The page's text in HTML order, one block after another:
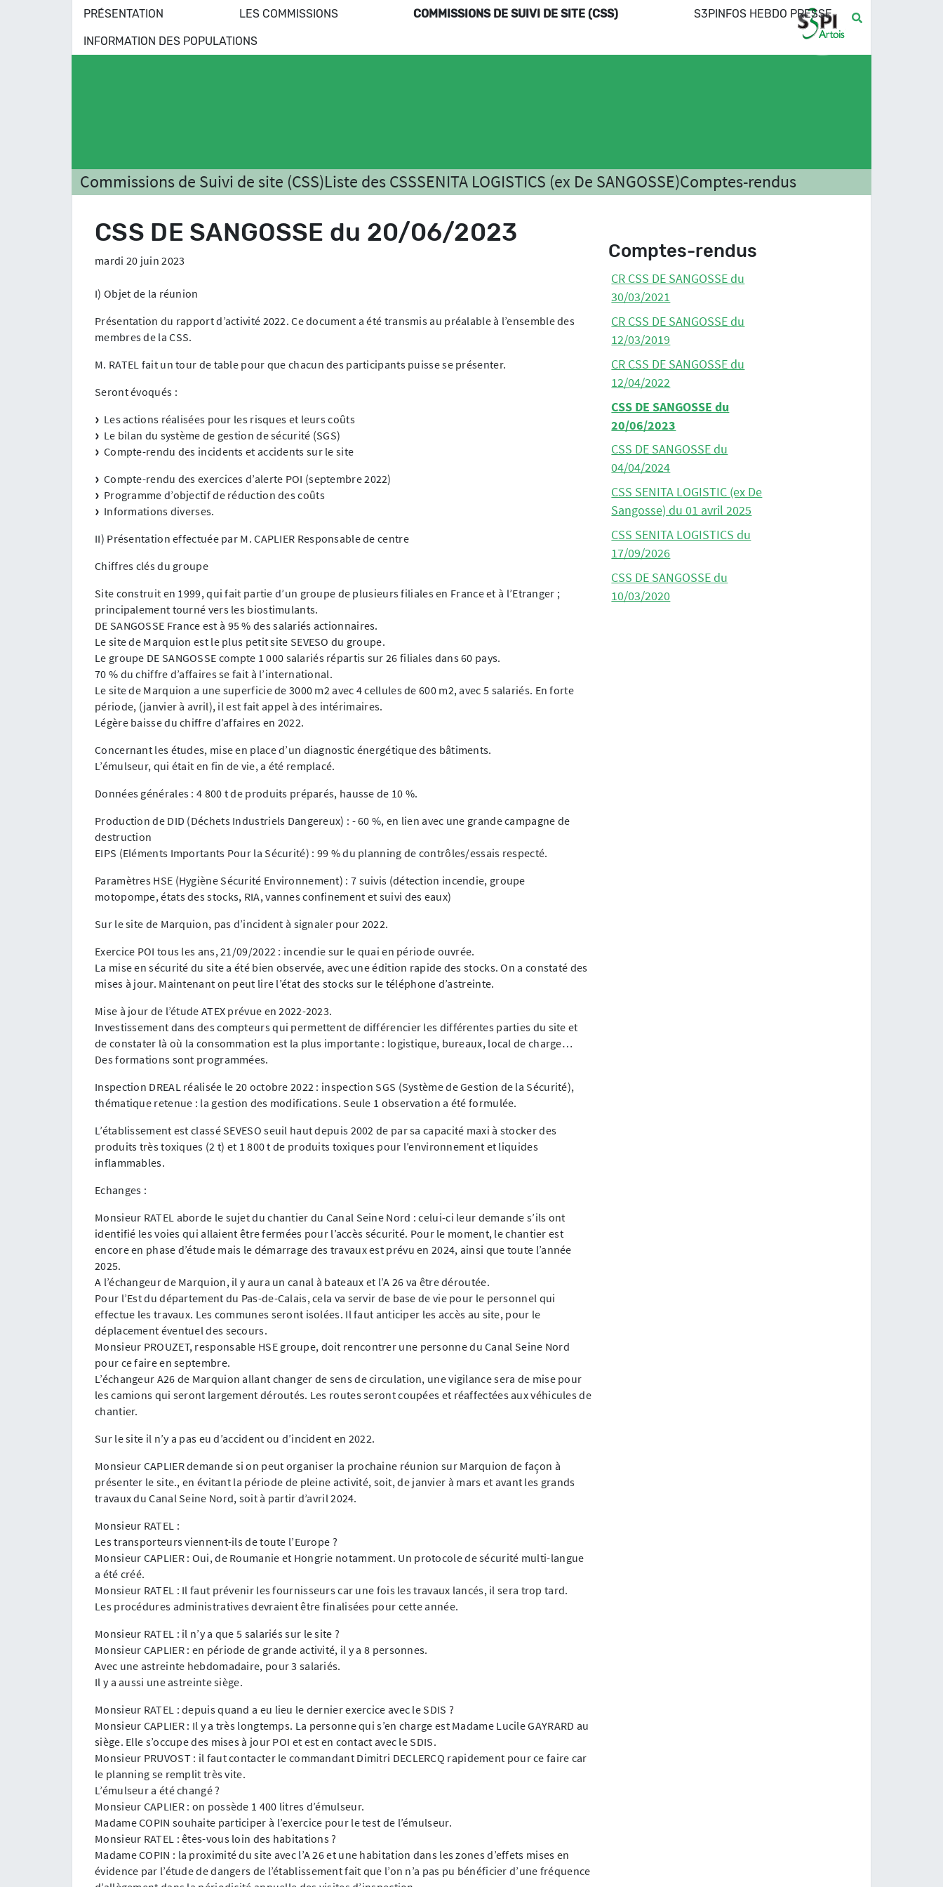
PRÉSENTATION LES COMMISSIONS COMMISSIONS DE SUIVI DE SITE (CSS) S3PINFOS HEBDO PRESSE
INFORMATION DES POPULATIONS
Commissions de Suivi de site (CSS)Liste des CSSSENITA LOGISTICS (ex De SANGOSSE)Comptes-rendus
CSS DE SANGOSSE du 20/06/2023
mardi 20 juin 2023
I) Objet de la réunion
Présentation du rapport d’activité 2022. Ce document a été transmis au préalable à l’ensemble des
membres de la CSS.
M. RATEL fait un tour de table pour que chacun des participants puisse se présenter.
Seront évoqués :
Les actions réalisées pour les risques et leurs coûts
Le bilan du système de gestion de sécurité (SGS)
Compte-rendu des incidents et accidents sur le site
Compte-rendu des exercices d’alerte POI (septembre 2022)
Programme d’objectif de réduction des coûts
Informations diverses.
II) Présentation effectuée par M. CAPLIER Responsable de centre
Chiffres clés du groupe
Site construit en 1999, qui fait partie d’un groupe de plusieurs filiales en France et à l’Etranger ;
principalement tourné vers les biostimulants.
DE SANGOSSE France est à 95 % des salariés actionnaires.
Le site de Marquion est le plus petit site SEVESO du groupe.
Le groupe DE SANGOSSE compte 1 000 salariés répartis sur 26 filiales dans 60 pays.
70 % du chiffre d’affaires se fait à l’international.
Le site de Marquion a une superficie de 3000 m2 avec 4 cellules de 600 m2, avec 5 salariés. En forte
période, (janvier à avril), il est fait appel à des intérimaires.
Légère baisse du chiffre d’affaires en 2022.
Concernant les études, mise en place d’un diagnostic énergétique des bâtiments.
L’émulseur, qui était en fin de vie, a été remplacé.
Données générales : 4 800 t de produits préparés, hausse de 10 %.
Production de DID (Déchets Industriels Dangereux) : - 60 %, en lien avec une grande campagne de
destruction
EIPS (Eléments Importants Pour la Sécurité) : 99 % du planning de contrôles/essais respecté.
Paramètres HSE (Hygiène Sécurité Environnement) : 7 suivis (détection incendie, groupe
motopompe, états des stocks, RIA, vannes confinement et suivi des eaux)
Sur le site de Marquion, pas d’incident à signaler pour 2022.
Exercice POI tous les ans, 21/09/2022 : incendie sur le quai en période ouvrée.
La mise en sécurité du site a été bien observée, avec une édition rapide des stocks. On a constaté des
mises à jour. Maintenant on peut lire l’état des stocks sur le téléphone d’astreinte.
Mise à jour de l’étude ATEX prévue en 2022-2023.
Investissement dans des compteurs qui permettent de différencier les différentes parties du site et
de constater là où la consommation est la plus importante : logistique, bureaux, local de charge…
Des formations sont programmées.
Inspection DREAL réalisée le 20 octobre 2022 : inspection SGS (Système de Gestion de la Sécurité),
thématique retenue : la gestion des modifications. Seule 1 observation a été formulée.
L’établissement est classé SEVESO seuil haut depuis 2002 de par sa capacité maxi à stocker des
produits très toxiques (2 t) et 1 800 t de produits toxiques pour l’environnement et liquides
inflammables.
Echanges :
Monsieur RATEL aborde le sujet du chantier du Canal Seine Nord : celui-ci leur demande s’ils ont
identifié les voies qui allaient être fermées pour l’accès sécurité. Pour le moment, le chantier est
encore en phase d’étude mais le démarrage des travaux est prévu en 2024, ainsi que toute l’année
2025.
A l’échangeur de Marquion, il y aura un canal à bateaux et l’A 26 va être déroutée.
Pour l’Est du département du Pas-de-Calais, cela va servir de base de vie pour le personnel qui
effectue les travaux. Les communes seront isolées. Il faut anticiper les accès au site, pour le
déplacement éventuel des secours.
Monsieur PROUZET, responsable HSE groupe, doit rencontrer une personne du Canal Seine Nord
pour ce faire en septembre.
L’échangeur A26 de Marquion allant changer de sens de circulation, une vigilance sera de mise pour
les camions qui seront largement déroutés. Les routes seront coupées et réaffectées aux véhicules de
chantier.
Sur le site il n’y a pas eu d’accident ou d’incident en 2022.
Monsieur CAPLIER demande si on peut organiser la prochaine réunion sur Marquion de façon à
présenter le site., en évitant la période de pleine activité, soit, de janvier à mars et avant les grands
travaux du Canal Seine Nord, soit à partir d’avril 2024.
Monsieur RATEL :
Les transporteurs viennent-ils de toute l’Europe ?
Monsieur CAPLIER : Oui, de Roumanie et Hongrie notamment. Un protocole de sécurité multi-langue
a été créé.
Monsieur RATEL : Il faut prévenir les fournisseurs car une fois les travaux lancés, il sera trop tard.
Les procédures administratives devraient être finalisées pour cette année.
Monsieur RATEL : il n’y a que 5 salariés sur le site ?
Monsieur CAPLIER : en période de grande activité, il y a 8 personnes.
Avec une astreinte hebdomadaire, pour 3 salariés.
Il y a aussi une astreinte siège.
Monsieur RATEL : depuis quand a eu lieu le dernier exercice avec le SDIS ?
Monsieur CAPLIER : Il y a très longtemps. La personne qui s’en charge est Madame Lucile GAYRARD au
siège. Elle s’occupe des mises à jour POI et est en contact avec le SDIS.
Monsieur PRUVOST : il faut contacter le commandant Dimitri DECLERCQ rapidement pour ce faire car
le planning se remplit très vite.
L’émulseur a été changé ?
Monsieur CAPLIER : on possède 1 400 litres d’émulseur.
Madame COPIN souhaite participer à l’exercice pour le test de l’émulseur.
Monsieur RATEL : êtes-vous loin des habitations ?
Madame COPIN : la proximité du site avec l’A 26 et une habitation dans les zones d’effets mises en
évidence par l’étude de dangers de l’établissement fait que l’on n’a pas pu bénéficier d’une fréquence
Comptes-rendus
CR CSS DE SANGOSSE du
30/03/2021
CR CSS DE SANGOSSE du
12/03/2019
CR CSS DE SANGOSSE du
12/04/2022
CSS DE SANGOSSE du
20/06/2023
CSS DE SANGOSSE du
04/04/2024
CSS SENITA LOGISTIC (ex De
Sangosse) du 01 avril 2025
CSS SENITA LOGISTICS du
17/09/2026
CSS DE SANGOSSE du
10/03/2020